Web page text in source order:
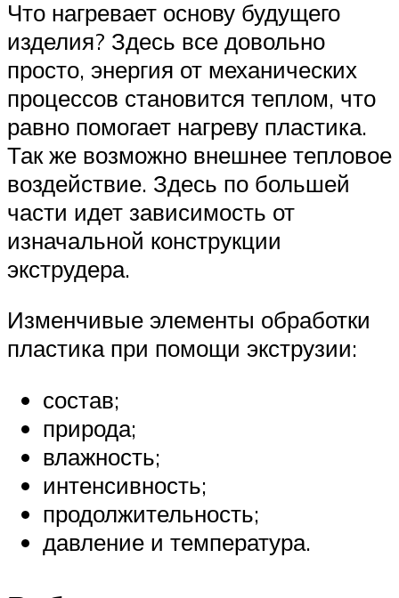
Что нагревает основу будущего
изделия? Здесь все довольно
просто, энергия от механических
процессов становится теплом, что
равно помогает нагреву пластика.
Так же возможно внешнее тепловое
воздействие. Здесь по большей
части идет зависимость от
изначальной конструкции
экструдера.
Изменчивые элементы обработки
пластика при помощи экструзии:
состав;
природа;
влажность;
интенсивность;
продолжительность;
давление и температура.